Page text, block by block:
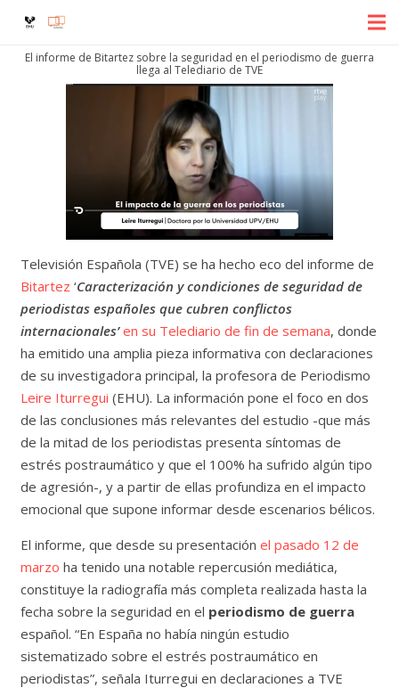
El informe de Bitartez sobre la seguridad en el periodismo de guerra
llega al Telediario de TVE
Televisión Española (TVE) se ha hecho eco del informe de
Bitartez ‘Caracterización y condiciones de seguridad de
periodistas españoles que cubren conflictos
internacionales’ en su Telediario de fin de semana, donde
ha emitido una amplia pieza informativa con declaraciones
de su investigadora principal, la profesora de Periodismo
Leire Iturregui (EHU). La información pone el foco en dos
de las conclusiones más relevantes del estudio -que más
de la mitad de los periodistas presenta síntomas de
estrés postraumático y que el 100% ha sufrido algún tipo
de agresión-, y a partir de ellas profundiza en el impacto
emocional que supone informar desde escenarios bélicos.
El informe, que desde su presentación el pasado 12 de
marzo ha tenido una notable repercusión mediática,
constituye la radiografía más completa realizada hasta la
fecha sobre la seguridad en el periodismo de guerra
español. “En España no había ningún estudio
sistematizado sobre el estrés postraumático en
periodistas”, señala Iturregui en declaraciones a TVE